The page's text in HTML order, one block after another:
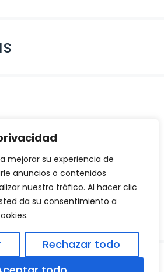
mejorar su experiencia de
anuncios o contenidos
nuestro tráfico. Al hacer clic
da su consentimiento a
Rechazar todo
de Privacidad Aviso Legal|